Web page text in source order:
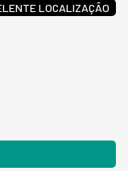
LOCALIZAÇÃO